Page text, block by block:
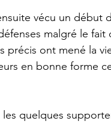
vécu un début
malgré le fait
précis ont mené la
en bonne forme
quelques